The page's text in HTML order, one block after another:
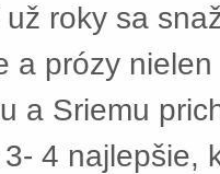
už roky sa
a prózy
a Sriemu
4 najlepšie,